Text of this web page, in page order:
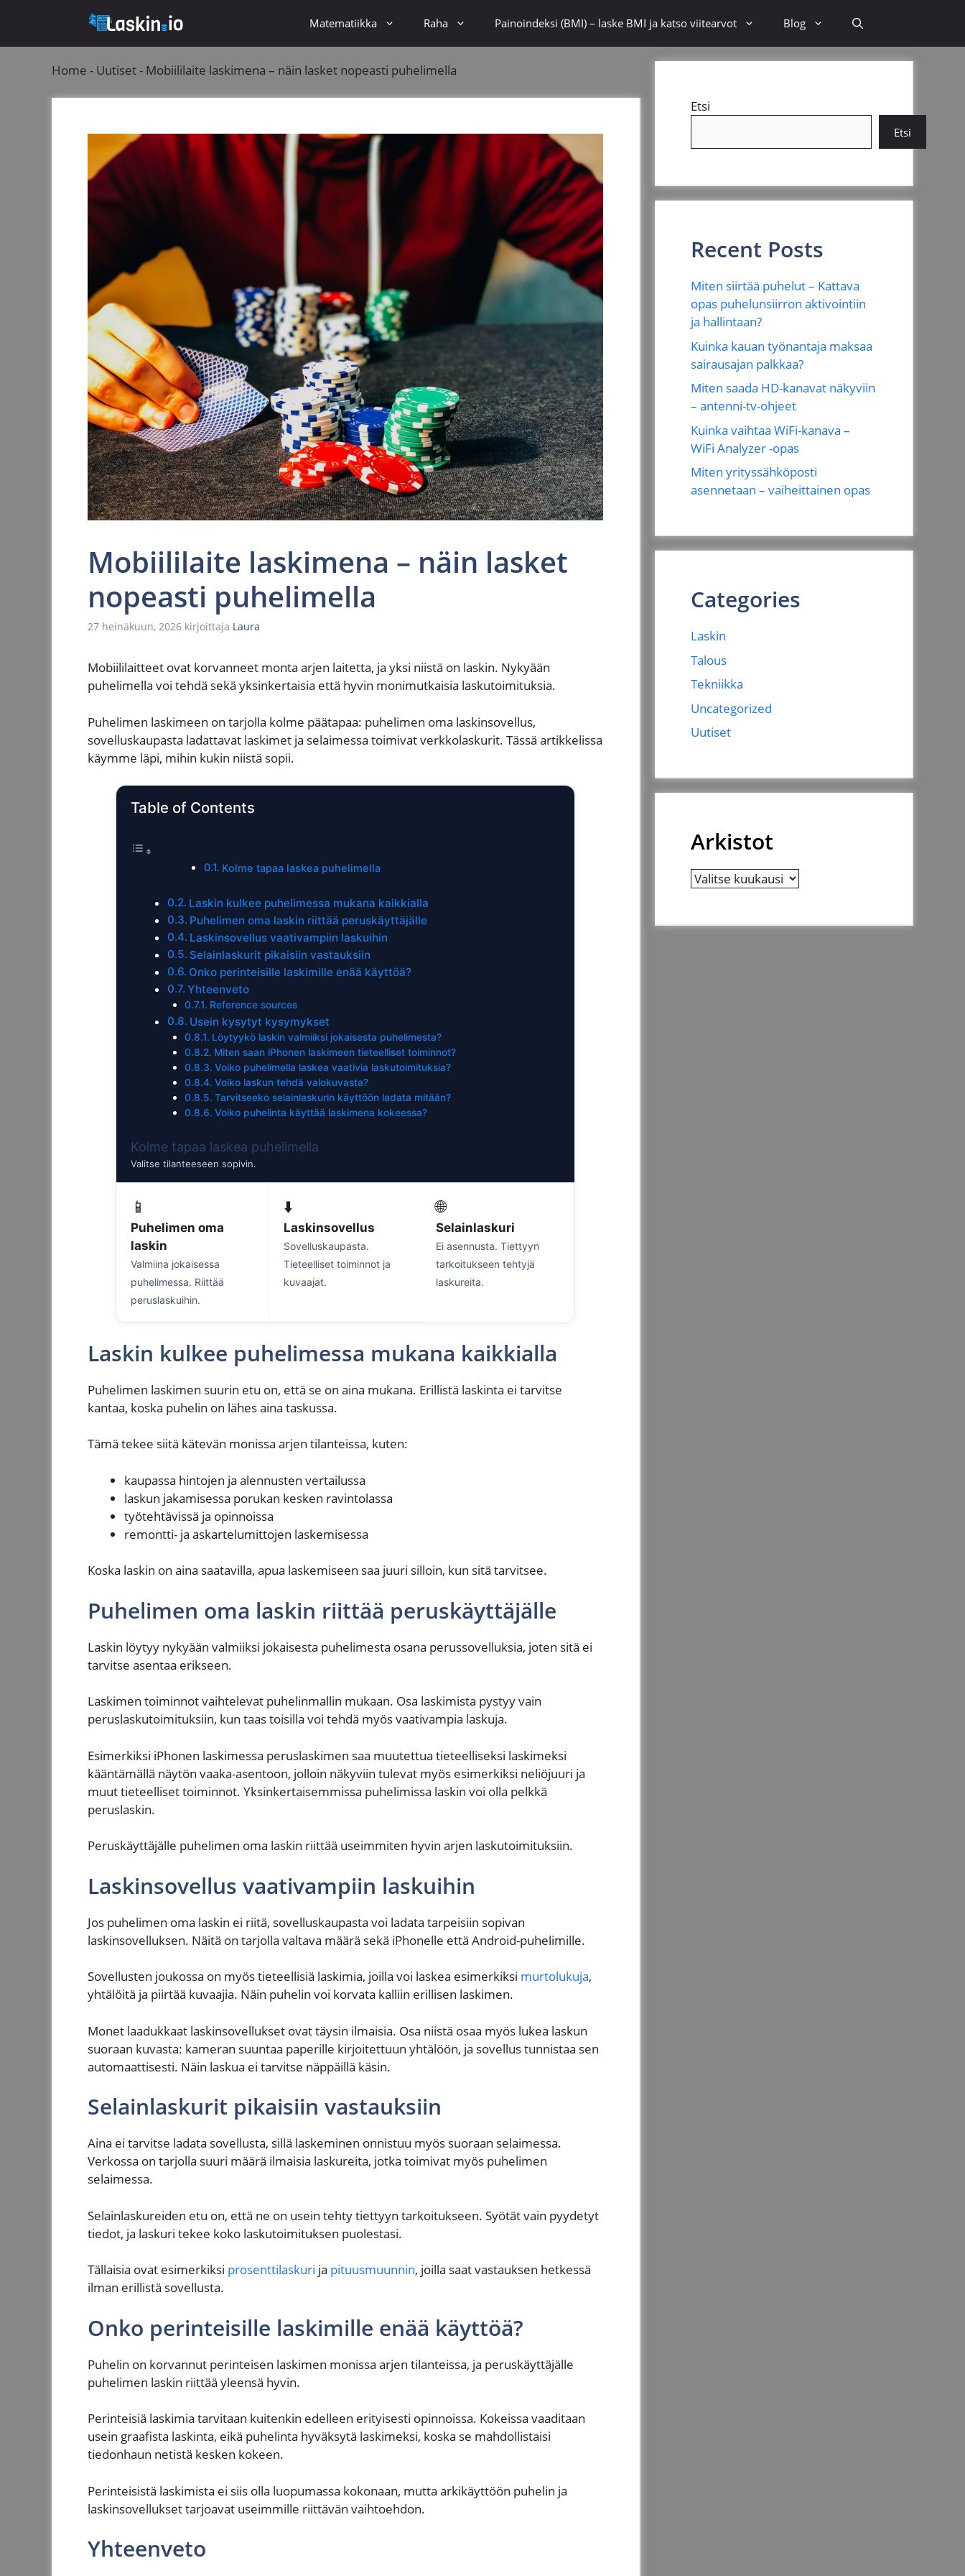
Matematiikka Raha Painoindeksi (BMI) – laske BMI ja katso viitearvot Blog
Home - Uutiset- Mobiililaite laskimena – näin lasket nopeasti puhelimella
Mobiililaite laskimena – näin lasket
nopeasti puhelimella
27 heinäkuun, 2026 kirjoittaja Laura
Mobiililaitteet ovat korvanneet monta arjen laitetta, ja yksi niistä on laskin. Nykyään
puhelimella voi tehdä sekä yksinkertaisia että hyvin monimutkaisia laskutoimituksia.
Puhelimen laskimeen on tarjolla kolme päätapaa: puhelimen oma laskinsovellus,
sovelluskaupasta ladattavat laskimet ja selaimessa toimivat verkkolaskurit. Tässä artikkelissa
käymme läpi, mihin kukin niistä sopii.
Table of Contents
Kolme tapaa laskea puhelimella
Laskin kulkee puhelimessa mukana kaikkialla
Puhelimen oma laskin riittää peruskäyttäjälle
Laskinsovellus vaativampiin laskuihin
Selainlaskurit pikaisiin vastauksiin
Onko perinteisille laskimille enää käyttöä?
Yhteenveto
Reference sources
Usein kysytyt kysymykset
Löytyykö laskin valmiiksi jokaisesta puhelimesta?
Miten saan iPhonen laskimeen tieteelliset toiminnot?
Voiko puhelimella laskea vaativia laskutoimituksia?
Voiko laskun tehdä valokuvasta?
Tarvitseeko selainlaskurin käyttöön ladata mitään?
Voiko puhelinta käyttää laskimena kokeessa?
Kolme tapaa laskea puhelimella
Valitse tilanteeseen sopivin.
📱
Puhelimen oma
laskin
Valmiina jokaisessa
puhelimessa. Riittää
peruslaskuihin.
⬇️
Laskinsovellus
Sovelluskaupasta.
Tieteelliset toiminnot ja
kuvaajat.
🌐
Selainlaskuri
Ei asennusta. Tiettyyn
tarkoitukseen tehtyjä
laskureita.
Laskin kulkee puhelimessa mukana kaikkialla
Puhelimen laskimen suurin etu on, että se on aina mukana. Erillistä laskinta ei tarvitse
kantaa, koska puhelin on lähes aina taskussa.
Tämä tekee siitä kätevän monissa arjen tilanteissa, kuten:
kaupassa hintojen ja alennusten vertailussa
laskun jakamisessa porukan kesken ravintolassa
työtehtävissä ja opinnoissa
remontti- ja askartelumittojen laskemisessa
Koska laskin on aina saatavilla, apua laskemiseen saa juuri silloin, kun sitä tarvitsee.
Puhelimen oma laskin riittää peruskäyttäjälle
Laskin löytyy nykyään valmiiksi jokaisesta puhelimesta osana perussovelluksia, joten sitä ei
tarvitse asentaa erikseen.
Laskimen toiminnot vaihtelevat puhelinmallin mukaan. Osa laskimista pystyy vain
peruslaskutoimituksiin, kun taas toisilla voi tehdä myös vaativampia laskuja.
Esimerkiksi iPhonen laskimessa peruslaskimen saa muutettua tieteelliseksi laskimeksi
kääntämällä näytön vaaka-asentoon, jolloin näkyviin tulevat myös esimerkiksi neliöjuuri ja
muut tieteelliset toiminnot. Yksinkertaisemmissa puhelimissa laskin voi olla pelkkä
peruslaskin.
Peruskäyttäjälle puhelimen oma laskin riittää useimmiten hyvin arjen laskutoimituksiin.
Laskinsovellus vaativampiin laskuihin
Jos puhelimen oma laskin ei riitä, sovelluskaupasta voi ladata tarpeisiin sopivan
laskinsovelluksen. Näitä on tarjolla valtava määrä sekä iPhonelle että Android-puhelimille.
Sovellusten joukossa on myös tieteellisiä laskimia, joilla voi laskea esimerkiksi murtolukuja,
yhtälöitä ja piirtää kuvaajia. Näin puhelin voi korvata kalliin erillisen laskimen.
Monet laadukkaat laskinsovellukset ovat täysin ilmaisia. Osa niistä osaa myös lukea laskun
suoraan kuvasta: kameran suuntaa paperille kirjoitettuun yhtälöön, ja sovellus tunnistaa sen
automaattisesti. Näin laskua ei tarvitse näppäillä käsin.
Selainlaskurit pikaisiin vastauksiin
Aina ei tarvitse ladata sovellusta, sillä laskeminen onnistuu myös suoraan selaimessa.
Verkossa on tarjolla suuri määrä ilmaisia laskureita, jotka toimivat myös puhelimen
selaimessa.
Selainlaskureiden etu on, että ne on usein tehty tiettyyn tarkoitukseen. Syötät vain pyydetyt
tiedot, ja laskuri tekee koko laskutoimituksen puolestasi.
Tällaisia ovat esimerkiksi prosenttilaskuri ja pituusmuunnin, joilla saat vastauksen hetkessä
ilman erillistä sovellusta.
Onko perinteisille laskimille enää käyttöä?
Puhelin on korvannut perinteisen laskimen monissa arjen tilanteissa, ja peruskäyttäjälle
puhelimen laskin riittää yleensä hyvin.
Perinteisiä laskimia tarvitaan kuitenkin edelleen erityisesti opinnoissa. Kokeissa vaaditaan
usein graafista laskinta, eikä puhelinta hyväksytä laskimeksi, koska se mahdollistaisi
tiedonhaun netistä kesken kokeen.
Perinteisistä laskimista ei siis olla luopumassa kokonaan, mutta arkikäyttöön puhelin ja
laskinsovellukset tarjoavat useimmille riittävän vaihtoehdon.
Yhteenveto
Etsi
Etsi
Recent Posts
Miten siirtää puhelut – Kattava
opas puhelunsiirron aktivointiin
ja hallintaan?
Kuinka kauan työnantaja maksaa
sairausajan palkkaa?
Miten saada HD-kanavat näkyviin
– antenni-tv-ohjeet
Kuinka vaihtaa WiFi-kanava –
WiFi Analyzer -opas
Miten yrityssähköposti
asennetaan – vaiheittainen opas
Categories
Laskin
Talous
Tekniikka
Uncategorized
Uutiset
Arkistot
Arkistot